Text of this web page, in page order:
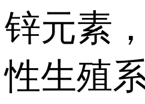
锌元素
性生殖